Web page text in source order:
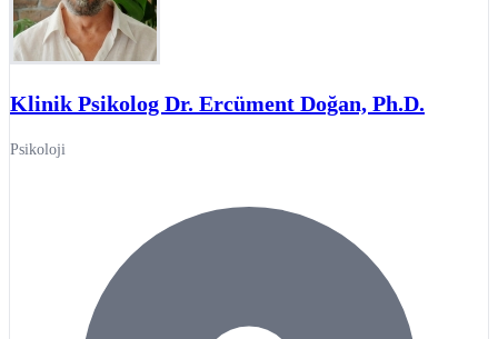
Klinik Psikolog Dr. Ercüment Doğan, Ph.D.
Psikoloji